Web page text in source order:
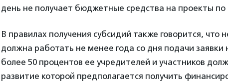
день не получает бюджетные средства на проекты
В правилах получения субсидий также говорится, что
должна работать не менее года со дня подачи
более 50 процентов ее учредителей и участников
развитие которой предполагается получить